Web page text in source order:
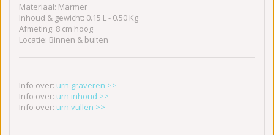
Materiaal: Marmer
Inhoud & gewicht: 0.15 L - 0.50 Kg
Afmeting: 8 cm hoog
Locatie: Binnen & buiten
Info over: urn graveren >>
Info over: urn inhoud >>
Info over: urn vullen >>